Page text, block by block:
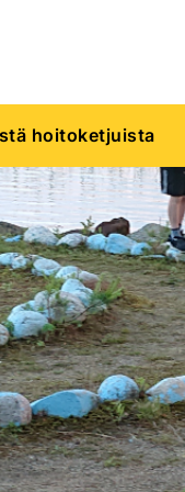
hoitoketjuista